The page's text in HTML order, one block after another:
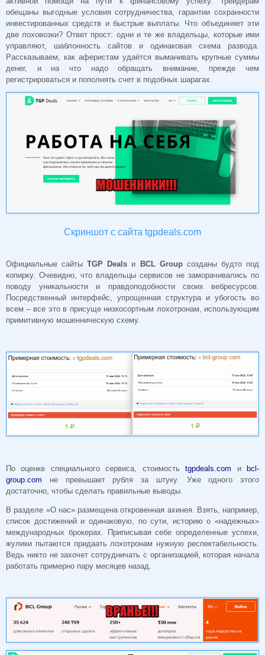
обещаны выгодные условия сотрудничества, гарантии сохранности
инвестированных средств и быстрые выплаты. Что объединяет эти
две лоховозки? Ответ прост: одни и те же владельцы, которые ими
управляют, шаблонность сайтов и одинаковая схема развода.
Рассказываем, как аферистам удаётся выманивать крупные суммы
денег, и на что надо обращать внимание, прежде чем
регистрироваться и пополнять счет в подобных шарагах.
Скриншот с сайта tgpdeals.com
Официальные сайтыTGP Deals и BCL Groupсозданы будто под
копирку. Очевидно, что владельцы сервисов не заморачивались по
поводу уникальности и правдоподобности своих вебресурсов.
Посредственный интерфейс, упрощенная структура и убогость во
всем – все это в присуще низкосортным лохотронам, использующим
примитивную мошенническую схему.
По оценке специального сервиса, стоимостьtgpdeals.com и
bcl-
group.com не превышает рубля за штуку. Уже одного этого
достаточно, чтобы сделать правильные выводы.
В разделе «О нас» размещена откровенная ахинея. Взять, например,
список достижений и одинаковую, по сути, историю о «надежных»
международных брокерах. Приписывая себе определенные успехи,
жулики пытаются придаать лохотронам нужную респектабельность.
Ведь никто не захочет сотрудничать с организацией, которая начала
работать примерно пару месяцев назад.